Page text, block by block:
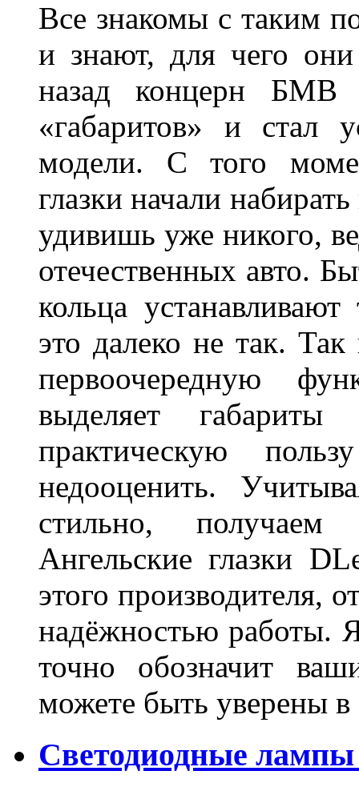
Все знакомы с таким
и знают, для чего
назад концерн БМВ
«габаритов» и стал
модели. С того
глазки начали
удивишь уже никого,
отечественных авто.
кольца
это далеко не так. Так
первоочередную
выделяет
практическую
недооценить.
стильно,
Ангельские глазки
этого производителя,
надёжностью работы.
точно обозначит
можете быть уверены
Светодиодные